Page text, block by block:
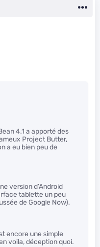
4.1 a apporté des
Project Butter,
a eu bien peu de
version d’Android
tablette un peu
de Google Now).
encore une simple
voila, déception quoi.